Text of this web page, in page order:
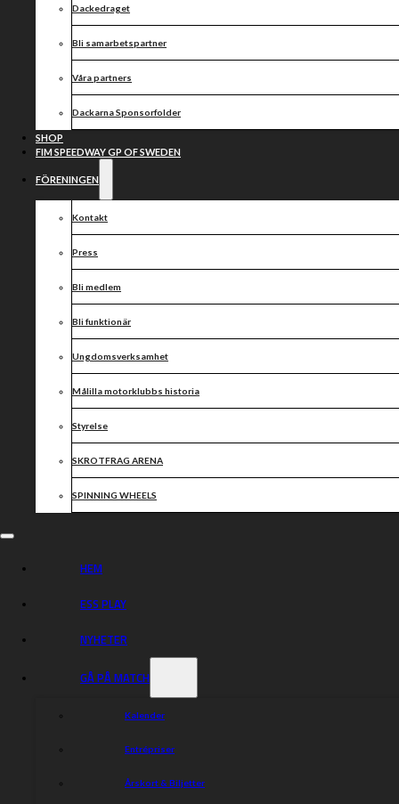
Dackedraget
Bli samarbetspartner
Våra partners
Dackarna Sponsorfolder
SHOP
FIM SPEEDWAY GP OF SWEDEN
FÖRENINGEN
Kontakt
Press
Bli medlem
Bli funktionär
Ungdomsverksamhet
Målilla motorklubbs historia
Styrelse
SKROTFRAG ARENA
SPINNING WHEELS
HEM
ESS PLAY
NYHETER
GÅ PÅ MATCH
Kalender
Entrépriser
Årskort & Biljetter